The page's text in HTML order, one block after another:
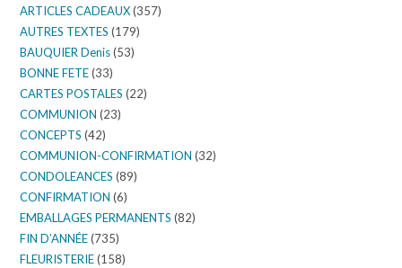
ARTICLES CADEAUX (357)
AUTRES TEXTES (179)
BAUQUIER Denis (53)
BONNE FETE (33)
CARTES POSTALES (22)
COMMUNION (23)
CONCEPTS (42)
COMMUNION-CONFIRMATION (32)
CONDOLEANCES (89)
CONFIRMATION (6)
EMBALLAGES PERMANENTS (82)
FIN D’ANNÉE (735)
FLEURISTERIE (158)